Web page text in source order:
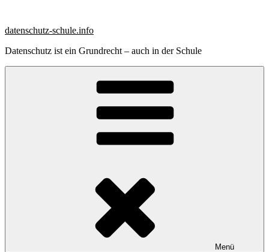
springen
datenschutz-schule.info
Datenschutz ist ein Grundrecht – auch in der Schule
Menü